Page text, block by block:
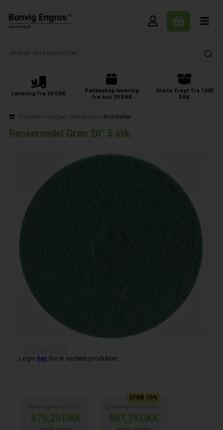
Levering fra 58 DKK
Pakkeshop levering
fra kun 39 DKK
Gratis fragt fra 1200
DKK
Forside» Vogne / Maskiner» Rondeller
Renserondel Grøn 20" 5 stk.
Login her for at vurdere produktet.
675,25DKK
SPAR 10%
607,75DKK